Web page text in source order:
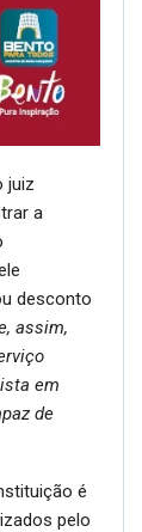
juiz
a
desconto
assim,
em
de
é
pelo